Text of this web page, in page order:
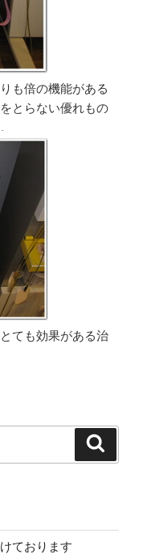
も倍の機能がある
とらない優れもの
ても効果がある治
ております